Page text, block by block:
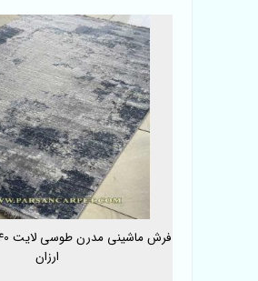
ارزان